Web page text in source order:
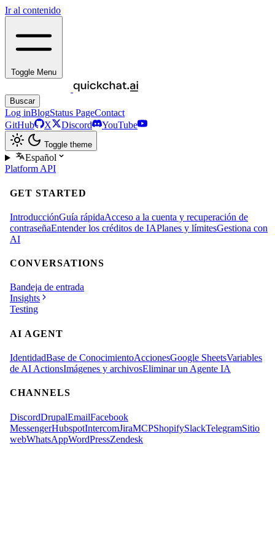
Ir al contenido
Toggle Menu
Buscar
Log inBlogStatus PageContact
GitHub
X Discord YouTube
Toggle theme
Español
Platform API
GET STARTED
IntroducciónGuía rápidaAcceso a la cuenta y recuperación de
contraseñaEntender los créditos de IAPlanes y límitesGestiona con
AI
CONVERSATIONS
Bandeja de entrada
Insights
Testing
AI AGENT
IdentidadBase de ConocimientoAccionesGoogle SheetsVariables
de AI ActionsImágenes y archivosEliminar un Agente IA
CHANNELS
DiscordDrupalEmailFacebook
MessengerHubspotIntercomJiraMCPShopifySlackTelegramSitio
webWhatsAppWordPressZendesk